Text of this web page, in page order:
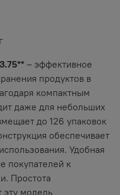
– эффективное
продуктов в
компактным
даже для небольших
до 126 упаковок
обеспечивает
Удобная
покупателей к
Простота
эту модель